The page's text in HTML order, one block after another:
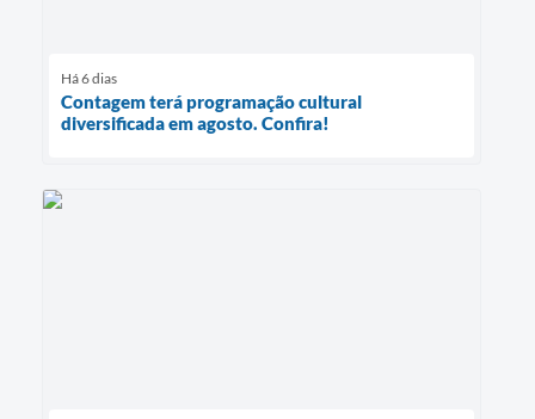
Há 6 dias
Contagem terá programação cultural
diversificada em agosto. Confira!